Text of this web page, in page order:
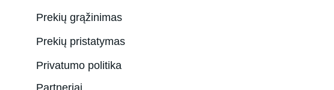
Prekių grąžinimas
Prekių pristatymas
Privatumo politika
Partneriai